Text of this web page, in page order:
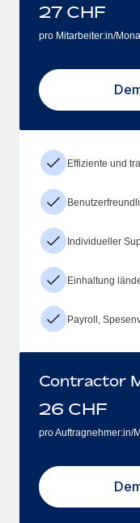
27 CHF
pro Mitarbeiter:in/
Effiziente und
Individueller
Einhaltung
Payroll,
Contractor
26 CHF
pro Auftragnehmer:in/